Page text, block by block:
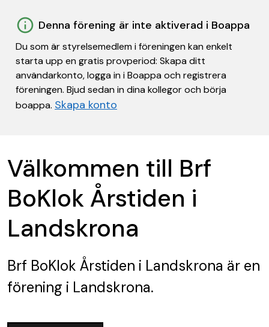
Denna förening är inte aktiverad i Boappa
Du som är styrelsemedlem i föreningen kan enkelt
starta upp en gratis provperiod: Skapa ditt
användarkonto, logga in i Boappa och registrera
föreningen. Bjud sedan in dina kollegor och börja
boappa. Skapa konto
Välkommen till Brf
BoKlok Årstiden i
Landskrona
Brf BoKlok Årstiden i Landskrona är en
förening i Landskrona.